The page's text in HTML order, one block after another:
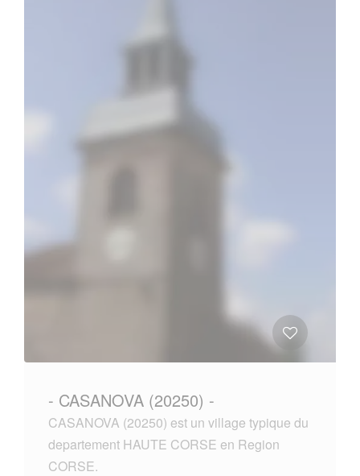
- CASANOVA (20250) -
CASANOVA (20250) est un village typique du
departement HAUTE CORSE en Region
CORSE.